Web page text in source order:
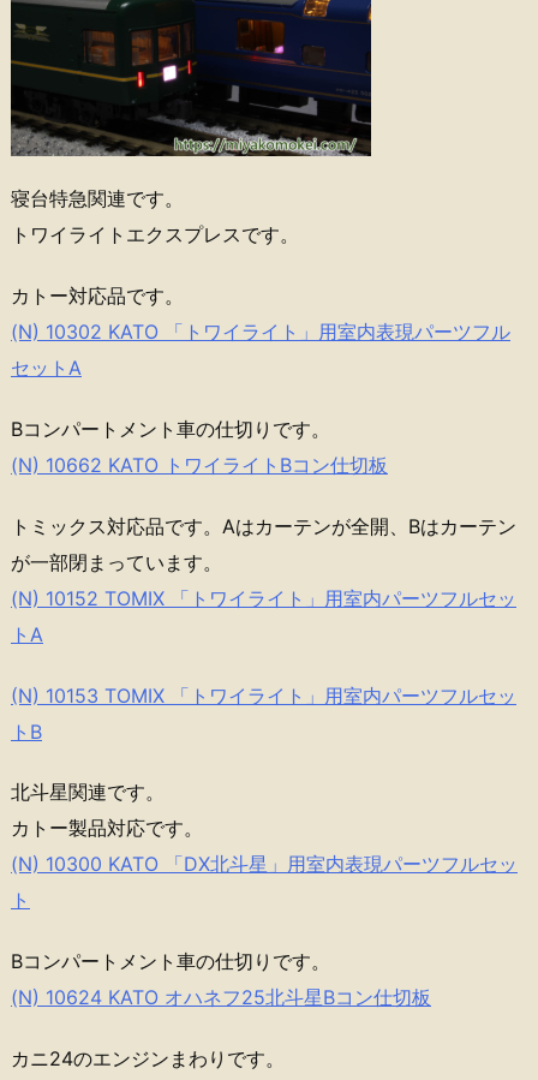
寝台特急関連です。
トワイライトエクスプレスです。
カトー対応品です。
(N) 10302 KATO 「トワイライト」用室内表現パーツフル
セットA
Bコンパートメント車の仕切りです。
(N) 10662 KATO トワイライトBコン仕切板
トミックス対応品です。Aはカーテンが全開、Bはカーテン
が一部閉まっています。
(N) 10152 TOMIX 「トワイライト」用室内パーツフルセッ
トA
(N) 10153 TOMIX 「トワイライト」用室内パーツフルセッ
トB
北斗星関連です。
カトー製品対応です。
(N) 10300 KATO 「DX北斗星」用室内表現パーツフルセッ
ト
Bコンパートメント車の仕切りです。
(N) 10624 KATO オハネフ25北斗星Bコン仕切板
カニ24のエンジンまわりです。